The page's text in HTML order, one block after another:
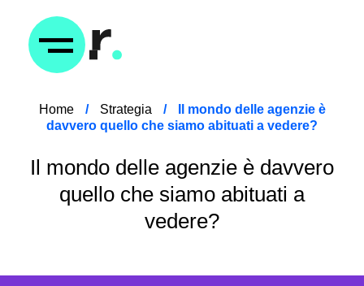
Home / Strategia /
Il mondo delle agenzie è
davvero quello che siamo abituati a vedere?
Il mondo delle agenzie è davvero
quello che siamo abituati a
vedere?